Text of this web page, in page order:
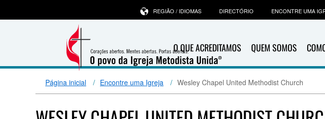
O QUE ACREDITAMOS QUEM SOMOS
REGIÃO / IDIOMAS DIRECTÓRIO ENCONTRE UMA
Página inicial Encontre uma Igreja Wesley Chapel United Methodist Church